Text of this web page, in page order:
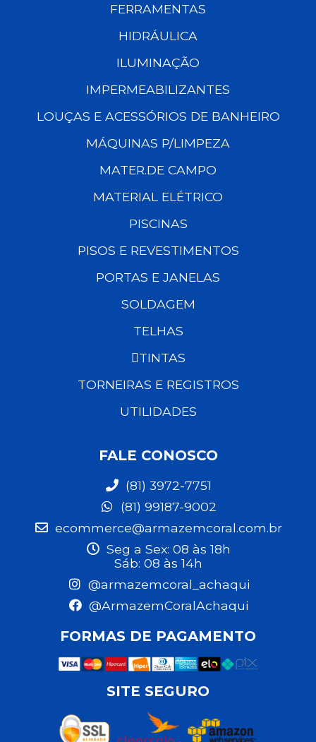
FERRAMENTAS
HIDRÁULICA
ILUMINAÇÃO
IMPERMEABILIZANTES
LOUÇAS E ACESSÓRIOS DE BANHEIRO
MÁQUINAS P/LIMPEZA
MATER.DE CAMPO
MATERIAL ELÉTRICO
PISCINAS
PISOS E REVESTIMENTOS
PORTAS E JANELAS
SOLDAGEM
TELHAS
TINTAS
TORNEIRAS E REGISTROS
UTILIDADES
FALE CONOSCO
(81) 3972-7751
(81) 99187-9002
ecommerce@armazemcoral.com.br
Seg a Sex: 08 às 18h
Sáb: 08 às 14h
@armazemcoral_achaqui
@ArmazemCoralAchaqui
FORMAS DE PAGAMENTO
SITE SEGURO